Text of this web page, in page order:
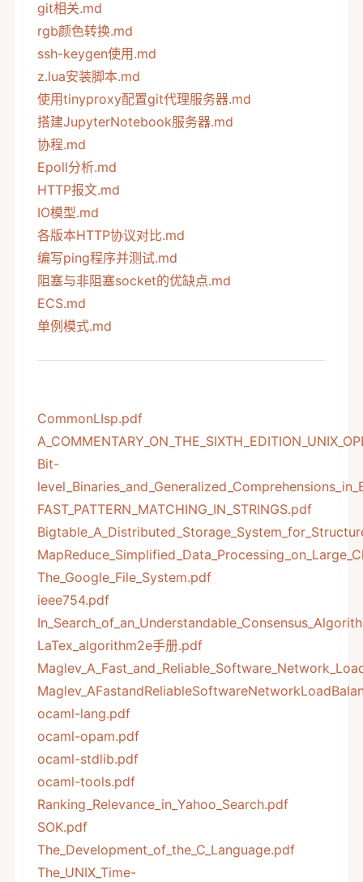
git相关.md
rgb颜色转换.md
ssh-keygen使用.md
z.lua安装脚本.md
使用tinyproxy配置git代理服务器.md
搭建JupyterNotebook服务器.md
协程.md
Epoll分析.md
HTTP报文.md
IO模型.md
各版本HTTP协议对比.md
编写ping程序并测试.md
阻塞与非阻塞socket的优缺点.md
ECS.md
单例模式.md
CommonLIsp.pdf
Bit-
FAST_PATTERN_MATCHING_IN_STRINGS.pdf
The_Google_File_System.pdf
ieee754.pdf
LaTex_algorithm2e手册.pdf
ocaml-lang.pdf
ocaml-opam.pdf
ocaml-stdlib.pdf
ocaml-tools.pdf
Ranking_Relevance_in_Yahoo_Search.pdf
SOK.pdf
The_Development_of_the_C_Language.pdf
The_UNIX_Time-